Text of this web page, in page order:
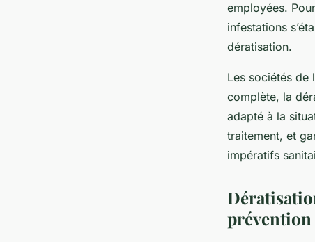
employées.
infestations
dératisation.
Les sociétés de
complète, la
adapté à la
traitement, et
impératifs
prévention